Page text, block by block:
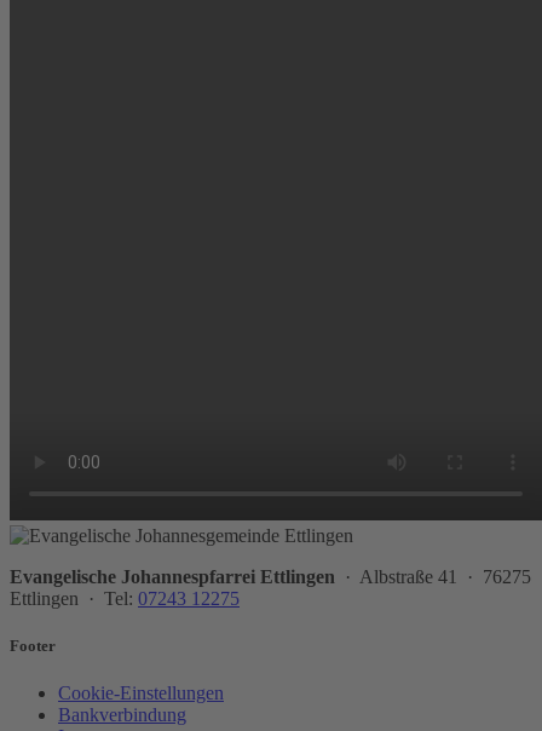
Evangelische Johannespfarrei Ettlingen · Albstraße 41 · 76275
Ettlingen · Tel: 07243 12275
Footer
Cookie-Einstellungen
Bankverbindung